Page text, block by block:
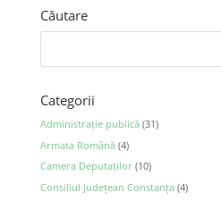
Căutare
Categorii
Administraţie publică(31)
Armata Română(4)
Camera Deputaţilor(10)
Consiliul Județean Constanța(4)